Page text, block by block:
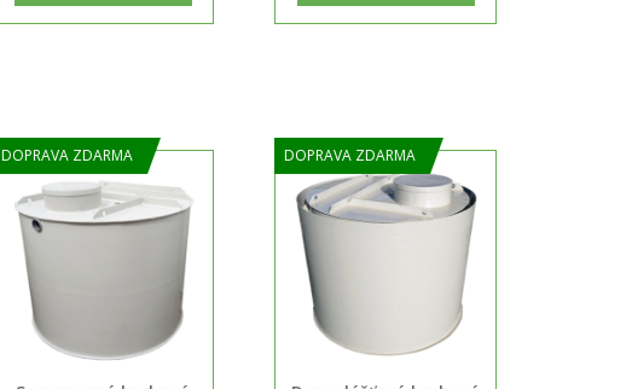
DOPRAVA ZDARMA DOPRAVA ZDARMA